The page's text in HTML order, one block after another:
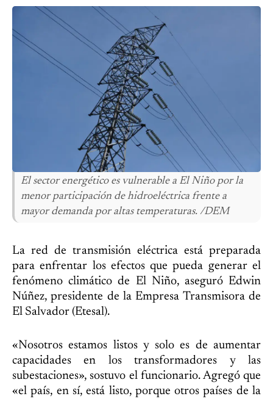
El sector energético es vulnerable a El Niño por la
menor participación de hidroeléctrica frente a
mayor demanda por altas temperaturas. /DEM
La red de transmisión eléctrica está preparada
para enfrentar los efectos que pueda generar el
fenómeno climático de El Niño, aseguró Edwin
Núñez, presidente de la Empresa Transmisora de
El Salvador (Etesal).
«Nosotros estamos listos y solo es de aumentar
capacidades en los transformadores y las
subestaciones», sostuvo el funcionario. Agregó que
«el país, en sí, está listo, porque otros países de la